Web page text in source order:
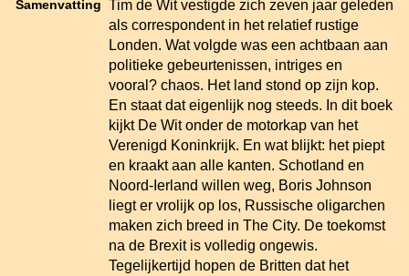
Samenvatting Tim de Wit vestigde zich zeven jaar geleden
als correspondent in het relatief rustige
Londen. Wat volgde was een achtbaan aan
politieke gebeurtenissen, intriges en
vooral? chaos. Het land stond op zijn kop.
En staat dat eigenlijk nog steeds. In dit boek
kijkt De Wit onder de motorkap van het
Verenigd Koninkrijk. En wat blijkt: het piept
en kraakt aan alle kanten. Schotland en
Noord-Ierland willen weg, Boris Johnson
liegt er vrolijk op los, Russische oligarchen
maken zich breed in The City. De toekomst
na de Brexit is volledig ongewis.
Tegelijkertijd hopen de Britten dat het